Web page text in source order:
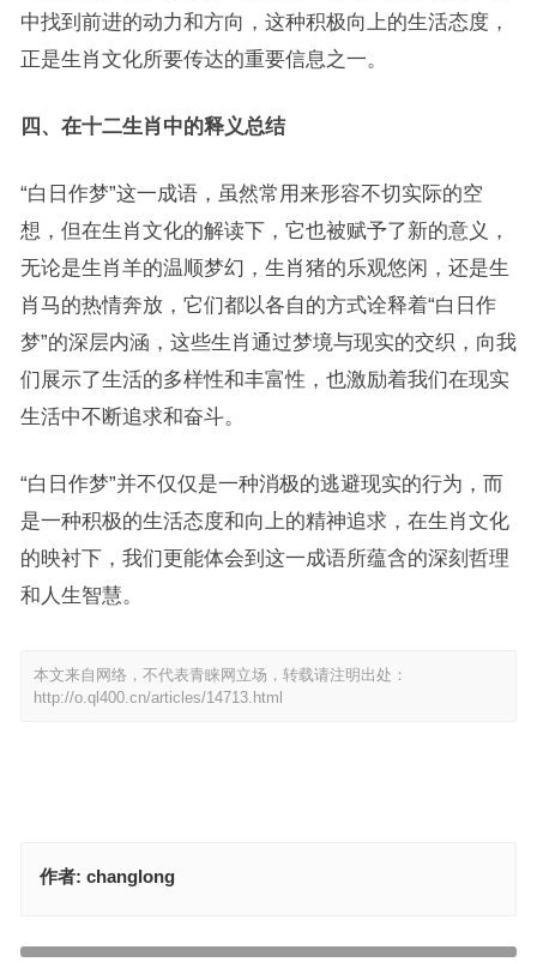
中找到前进的动力和方向，这种积极向上的生活态度，
正是生肖文化所要传达的重要信息之一。
四、在十二生肖中的释义总结
“白日作梦”这一成语，虽然常用来形容不切实际的空
想，但在生肖文化的解读下，它也被赋予了新的意义，
无论是生肖羊的温顺梦幻，生肖猪的乐观悠闲，还是生
肖马的热情奔放，它们都以各自的方式诠释着“白日作
梦”的深层内涵，这些生肖通过梦境与现实的交织，向我
们展示了生活的多样性和丰富性，也激励着我们在现实
生活中不断追求和奋斗。
“白日作梦”并不仅仅是一种消极的逃避现实的行为，而
是一种积极的生活态度和向上的精神追求，在生肖文化
的映衬下，我们更能体会到这一成语所蕴含的深刻哲理
和人生智慧。
本文来自网络，不代表青睐网立场，转载请注明出处：
http://o.ql400.cn/articles/14713.html
作者: changlong
素以单为食代表什么生肖，成语揭晓落实答案